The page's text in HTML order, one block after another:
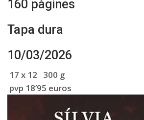
160 pàgines
Tapa dura
10/03/2026
17 x 12 300 g
pvp 18’95 euros